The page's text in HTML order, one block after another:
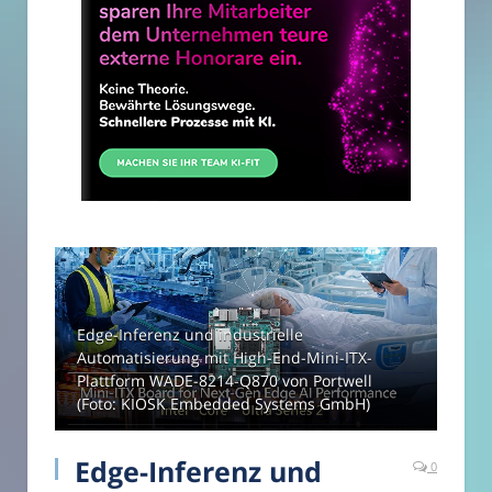
Edge-Inferenz und industrielle
Automatisierung mit High-End-Mini-ITX-
Plattform WADE-8214-Q870 von Portwell
(Foto: KIOSK Embedded Systems GmbH)
Edge-Inferenz und
0